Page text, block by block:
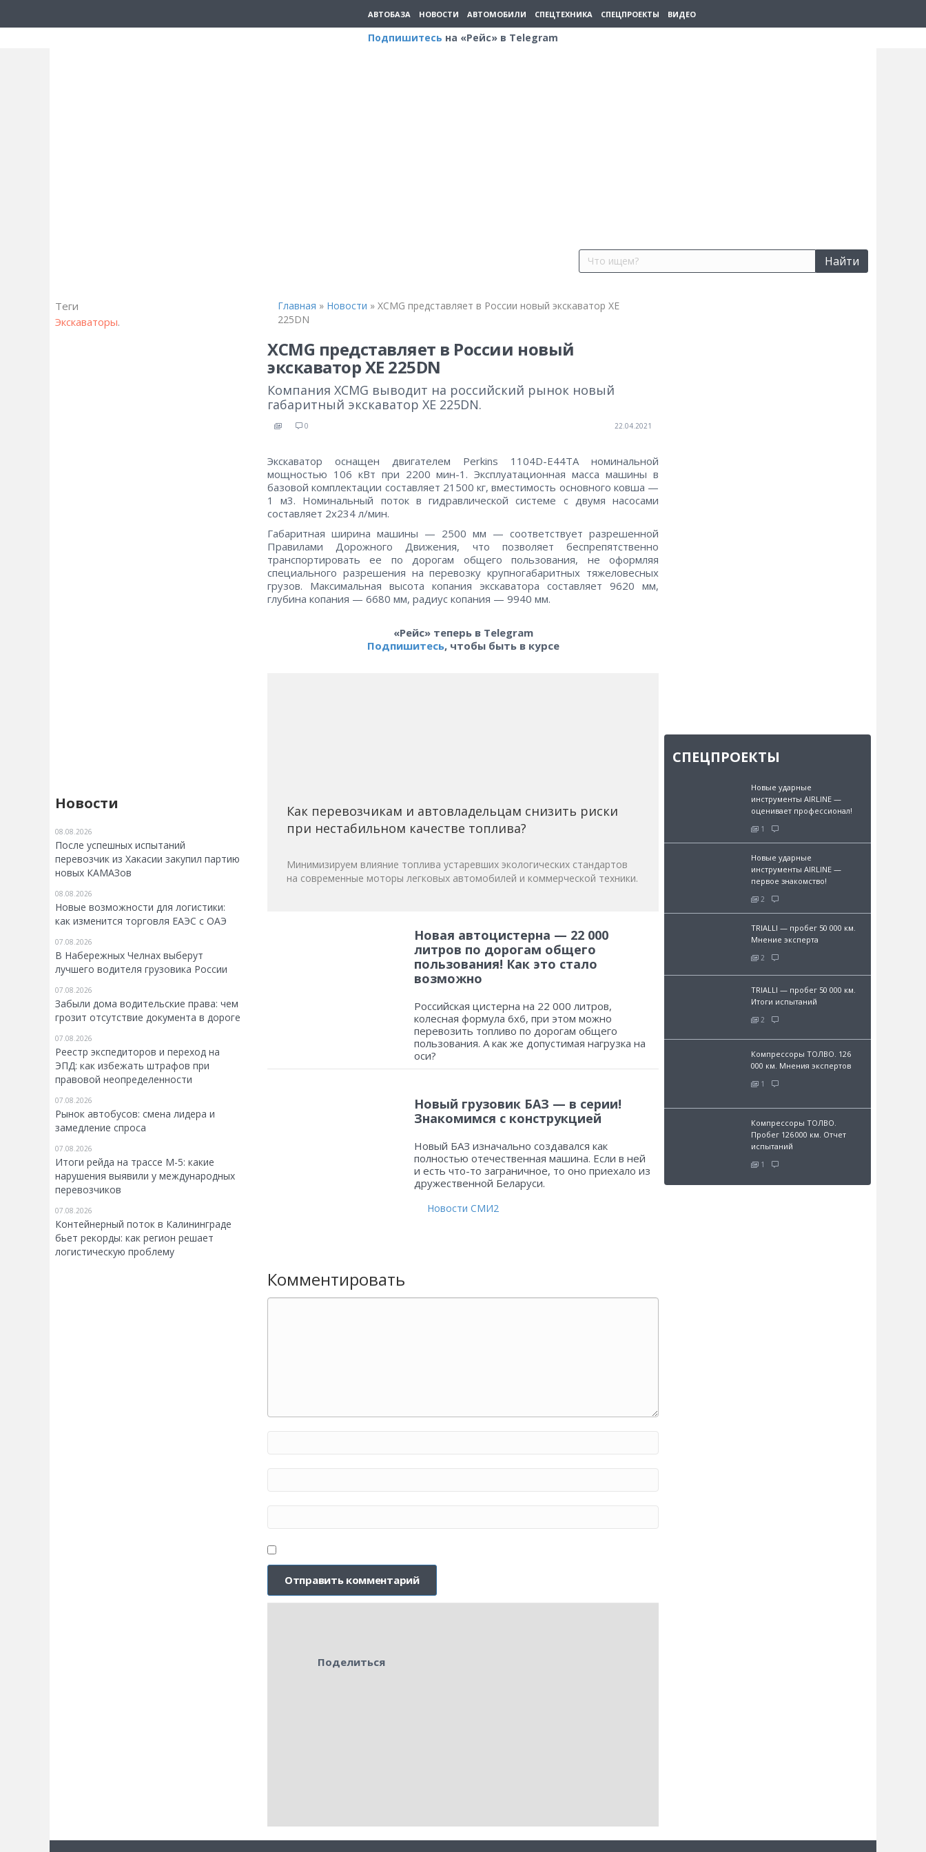
АВТОБАЗА НОВОСТИ АВТОМОБИЛИ СПЕЦТЕХНИКА СПЕЦПРОЕКТЫ ВИДЕО
Подпишитесь на «Рейс» в Telegram
Найти
Теги
Экскаваторы.
Новости
08.08.2026
После успешных испытаний
перевозчик из Хакасии закупил партию
новых КАМАЗов
08.08.2026
Новые возможности для логистики:
как изменится торговля ЕАЭС с ОАЭ
07.08.2026
В Набережных Челнах выберут
лучшего водителя грузовика России
07.08.2026
Забыли дома водительские права: чем
грозит отсутствие документа в дороге
07.08.2026
Реестр экспедиторов и переход на
ЭПД: как избежать штрафов при
правовой неопределенности
07.08.2026
Рынок автобусов: смена лидера и
замедление спроса
07.08.2026
Итоги рейда на трассе М-5: какие
нарушения выявили у международных
перевозчиков
07.08.2026
Контейнерный поток в Калининграде
бьет рекорды: как регион решает
логистическую проблему
Главная » Новости » XCMG представляет в России новый экскаватор XE
225DN
XCMG представляет в России новый
экскаватор XE 225DN
Компания XCMG выводит на российский рынок новый
габаритный экскаватор XE 225DN.
0 22.04.2021
Экскаватор оснащен двигателем Perkins 1104D-E44TA номинальной
мощностью 106 кВт при 2200 мин-1. Эксплуатационная масса машины в
базовой комплектации составляет 21500 кг, вместимость основного ковша —
1 м3. Номинальный поток в гидравлической системе с двумя насосами
составляет 2х234 л/мин.
Габаритная ширина машины — 2500 мм — соответствует разрешенной
Правилами Дорожного Движения, что позволяет беспрепятственно
транспортировать ее по дорогам общего пользования, не оформляя
специального разрешения на перевозку крупногабаритных тяжеловесных
грузов. Максимальная высота копания экскаватора составляет 9620 мм,
глубина копания — 6680 мм, радиус копания — 9940 мм.
«Рейс» теперь в Telegram
Подпишитесь, чтобы быть в курсе
Как перевозчикам и автовладельцам снизить риски
при нестабильном качестве топлива?
Минимизируем влияние топлива устаревших экологических стандартов
на современные моторы легковых автомобилей и коммерческой техники.
Новая автоцистерна — 22 000
литров по дорогам общего
пользования! Как это стало
возможно
Российская цистерна на 22 000 литров,
колесная формула 6х6, при этом можно
перевозить топливо по дорогам общего
пользования. А как же допустимая нагрузка на
оси?
Новый грузовик БАЗ — в серии!
Знакомимся с конструкцией
Новый БАЗ изначально создавался как
полностью отечественная машина. Если в ней
и есть что-то заграничное, то оно приехало из
дружественной Беларуси.
Новости СМИ2
Комментировать
Поделиться
СПЕЦПРОЕКТЫ
Новые ударные
инструменты AIRLINE —
оценивает профессионал!
1
Новые ударные
инструменты AIRLINE —
первое знакомство!
2
TRIALLI — пробег 50 000 км.
Мнение эксперта
2
TRIALLI — пробег 50 000 км.
Итоги испытаний
2
Компрессоры ТОЛВО. 126
000 км. Мнения экспертов
1
Компрессоры ТОЛВО.
Пробег 126 000 км. Отчет
испытаний
1